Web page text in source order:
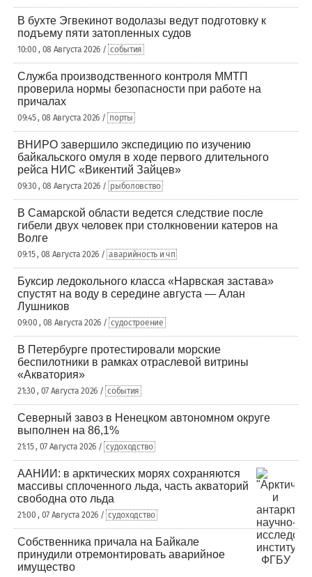
В бухте Эгвекинот водолазы ведут подготовку к
подъему пяти затопленных судов
10:00 , 08 Августа 2026 / события
Служба производственного контроля ММТП
проверила нормы безопасности при работе на
причалах
09:45 , 08 Августа 2026 / порты
ВНИРО завершило экспедицию по изучению
байкальского омуля в ходе первого длительного
рейса НИС «Викентий Зайцев»
09:30 , 08 Августа 2026 / рыболовство
В Самарской области ведется следствие после
гибели двух человек при столкновении катеров на
Волге
09:15 , 08 Августа 2026 / аварийность и чп
Буксир ледокольного класса «Нарвская застава»
спустят на воду в середине августа — Алан
Лушников
09:00 , 08 Августа 2026 / судостроение
В Петербурге протестировали морские
беспилотники в рамках отраслевой витрины
«Акватория»
21:30 , 07 Августа 2026 / события
Северный завоз в Ненецком автономном округе
выполнен на 86,1%
21:15 , 07 Августа 2026 / судоходство
ААНИИ: в арктических морях сохраняются
массивы сплоченного льда, часть акваторий
свободна ото льда
21:00 , 07 Августа 2026 / судоходство
Собственника причала на Байкале
принудили отремонтировать аварийное
имущество